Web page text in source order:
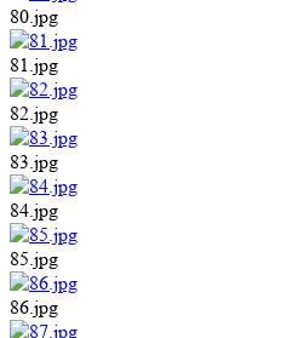
80.jpg
81.jpg
82.jpg
83.jpg
84.jpg
85.jpg
86.jpg